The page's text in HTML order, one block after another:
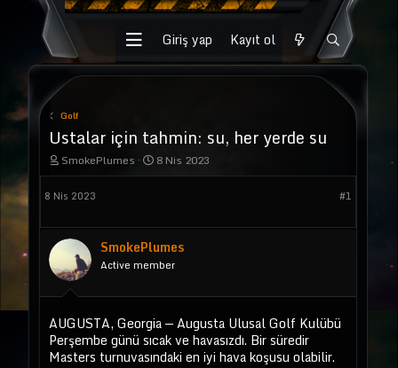
Giriş yap Kayıt ol
Golf
Ustalar için tahmin: su, her yerde su
K
o
u
u
b
ş
a
t
a
n
SmokePlumes
B
a
n
g
ç
a
i
h
i
8 Nis 2023
8 Nis 2023 #1
SmokePlumes
Active member
AUGUSTA, Georgia — Augusta Ulusal Golf Kulübü
Perşembe günü sıcak ve havasızdı. Bir süredir
Masters turnuvasındaki en iyi hava koşusu olabilir.